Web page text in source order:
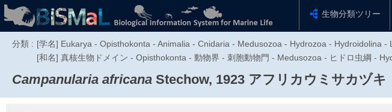
生物分類ツリー
分類 : [学名] Eukarya - Opisthokonta - Animalia - Cnidaria - Medusozoa - Hydrozoa - Hydroidolina
[和名] 真核生物ドメイン - Opisthokonta - 動物界 - 刺胞動物門 - Medusozoa - ヒドロ虫綱 -
Campanularia africana Stechow, 1923 アフリカウミサカヅキ